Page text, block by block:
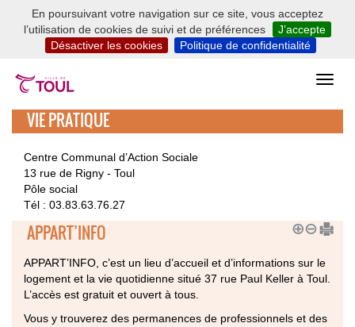
En poursuivant votre navigation sur ce site, vous acceptez
l’utilisation de cookies de suivi et de préférences
J’accepte
Désactiver les cookies
Politique de confidentialité
VIE PRATIQUE
Centre Communal d’Action Sociale
13 rue de Rigny - Toul
Pôle social
Tél : 03.83.63.76.27
APPART’INFO
APPART’INFO, c’est un lieu d’accueil et d’informations sur le
logement et la vie quotidienne situé 37 rue Paul Keller à Toul.
L’accès est gratuit et ouvert à tous.
Vous y trouverez des permanences de professionnels et des